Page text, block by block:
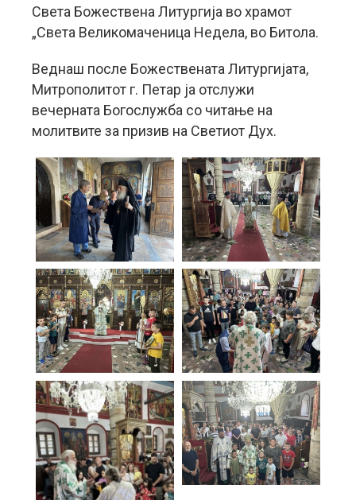
Света Божествена Литургија во храмот
„Света Великомаченица Недела, во Битола.
Веднаш после Божествената Литургијата,
Митрополитот г. Петар ја отслужи
вечерната Богослужба со читање на
молитвите за призив на Светиот Дух.